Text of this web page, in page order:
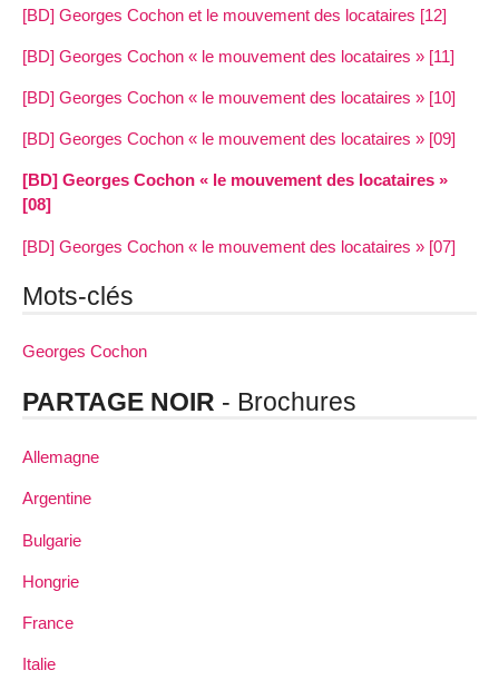
[BD] Georges Cochon et le mouvement des locataires [12]
[BD] Georges Cochon « le mouvement des locataires » [11]
[BD] Georges Cochon « le mouvement des locataires » [10]
[BD] Georges Cochon « le mouvement des locataires » [09]
[BD] Georges Cochon « le mouvement des locataires »
[08]
[BD] Georges Cochon « le mouvement des locataires » [07]
Mots-clés
Georges Cochon
PARTAGE NOIR - Brochures
Allemagne
Argentine
Bulgarie
Hongrie
France
Italie